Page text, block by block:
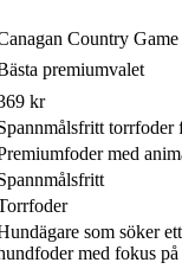
Country Game
premiumvalet
kr
torrfoder
med
som söker
med fokus